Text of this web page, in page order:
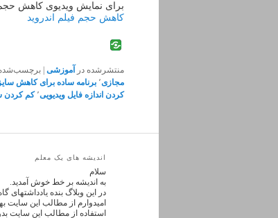
برای نمایش ویدیوی کاهش حجم
کاهش حجم فیلم اندروید
منتشرشده در آموزشی
مجازی٬ برنامه ساده برای کاهش
کردن اندازه فایل ویدیویی٬ کم کردن
اندیشه های یک معلم
سلام
به اندیشه بر خط خوش آمدید.
در این وبلاگ بنده
امیدوارم از مطالب این سایت
استفاده از مطالب این سایت